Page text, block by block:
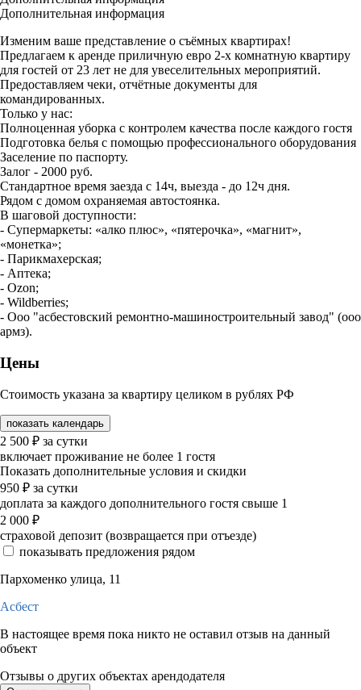
Дополнительная информация
Изменим ваше представление о съёмных квартирах!
Предлагаем к аренде приличную евро 2-х комнатную квартиру
для гостей от 23 лет не для увеселительных мероприятий.
Предоставляем чеки, отчётные документы для
командированных.
Только у нас:
Полноценная уборка с контролем качества после каждого гостя
Подготовка белья с помощью профессионального оборудования
Заселение по паспорту.
Залог - 2000 руб.
Стандартное время заезда с 14ч, выезда - до 12ч дня.
Рядом с домом охраняемая автостоянка.
В шаговой доступности:
- Супермаркеты: «алко плюс», «пятерочка», «магнит»,
«монетка»;
- Парикмахерская;
- Аптека;
- Ozon;
- Wildberries;
- Ооо "асбестовский ремонтно-машиностроительный завод" (ооо
армз).
Цены
Стоимость указана за квартиру целиком в рублях РФ
показать календарь
2 500 ₽ за сутки
включает проживание не более 1 гостя
Показать дополнительные условия и скидки
950 ₽ за сутки
доплата за каждого дополнительного гостя свыше 1
2 000 ₽
страховой депозит (возвращается при отъезде)
показывать предложения рядом
Пархоменко улица, 11
Асбест
В настоящее время пока никто не оставил отзыв на данный
объект
Отзывы о других объектах арендодателя